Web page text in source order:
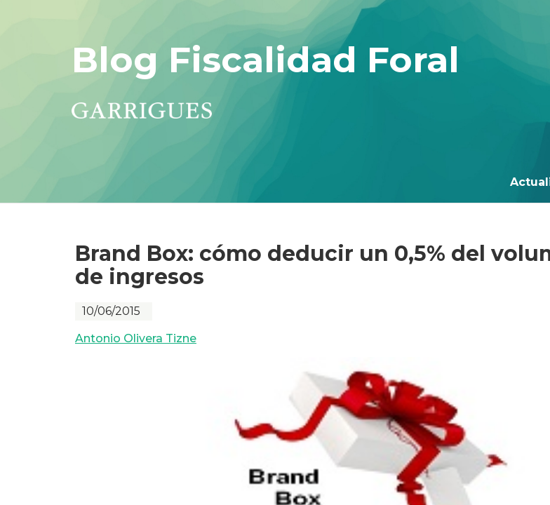
Blog Fiscalidad Foral
Brand Box: cómo deducir un 0,5% del
de ingresos
10/06/2015
Antonio Olivera Tizne